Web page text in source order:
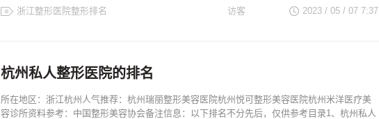
浙江整形医院整形排名
浙江整形排名
2023 / 05 / 07 7:37
访客
杭州私人整形医院的排名
所在地区：浙江杭州人气推荐：杭州瑞丽整形美容医院杭州悦可整形美容医院杭州米洋医疗美
容诊所资料参考：中国整形美容协会备注信息：以下排名不分先后，仅供参考目录1、杭州私人